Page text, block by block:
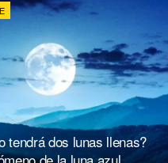
tendrá dos lunas llenas?
de la luna azul